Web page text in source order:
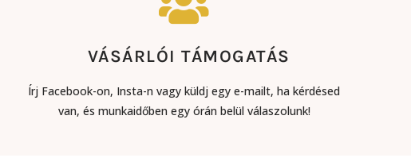
VÁSÁRLÓI TÁMOGATÁS​
Írj Facebook-on, Insta-n vagy küldj egy e-mailt, ha kérdésed
van, és munkaidőben egy órán belül válaszolunk!​